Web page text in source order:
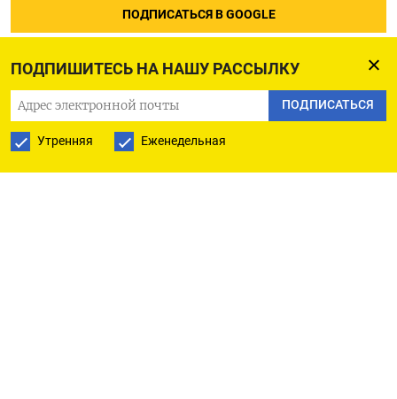
ПОДПИШИТЕСЬ НА НАШУ РАССЫЛКУ
ПОДПИСАТЬСЯ
Утренняя Еженедельная
ПОДПИСАТЬСЯ В GOOGLE